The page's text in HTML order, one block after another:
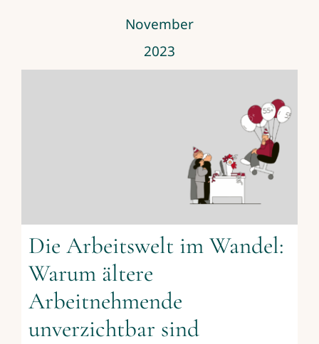
November
2023
Die Arbeitswelt im Wandel:
Warum ältere
Arbeitnehmende
unverzichtbar sind